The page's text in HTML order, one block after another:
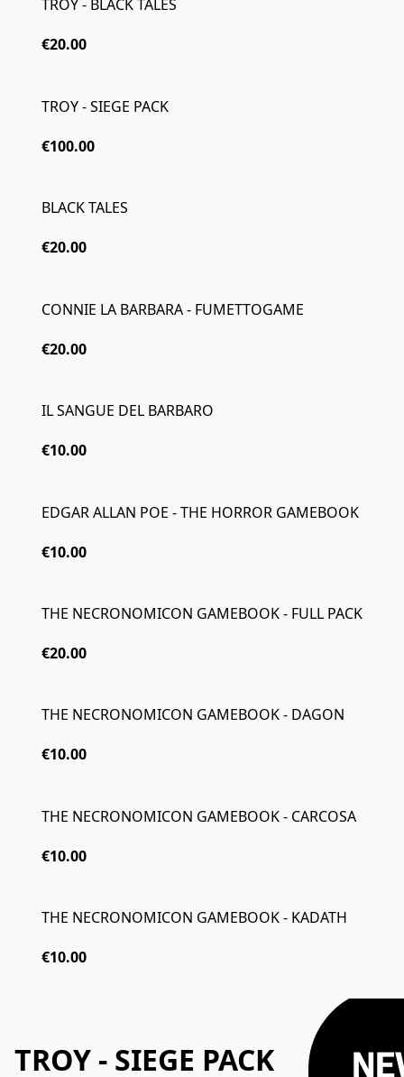
TROY - BLACK TALES
€20.00
TROY - SIEGE PACK
€100.00
BLACK TALES
€20.00
CONNIE LA BARBARA - FUMETTOGAME
€20.00
IL SANGUE DEL BARBARO
€10.00
EDGAR ALLAN POE - THE HORROR GAMEBOOK
€10.00
THE NECRONOMICON GAMEBOOK - FULL PACK
€20.00
THE NECRONOMICON GAMEBOOK - DAGON
€10.00
THE NECRONOMICON GAMEBOOK - CARCOSA
€10.00
THE NECRONOMICON GAMEBOOK - KADATH
€10.00
TROY - SIEGE PACK